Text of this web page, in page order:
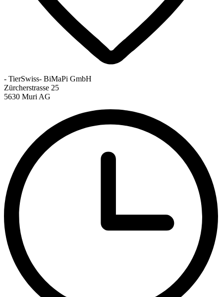
- TierSwiss- BiMaPi GmbH
Zürcherstrasse 25
5630 Muri AG